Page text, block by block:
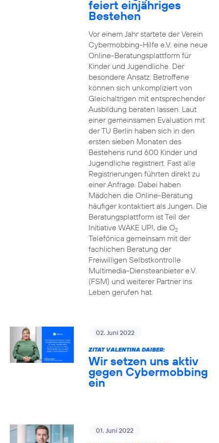
feiert einjähriges
Bestehen
Vor einem Jahr startete der Verein
Cybermobbing-Hilfe e.V. eine neue
Online-Beratungsplattform für
Kinder und Jugendliche. Der
besondere Ansatz: Betroffene
können sich unkompliziert von
Gleichaltrigen mit entsprechender
Ausbildung beraten lassen. Laut
einer gemeinsamen Evaluation mit
der TU Berlin haben sich in den
ersten sieben Monaten des
Bestehens rund 600 Kinder und
Jugendliche registriert. Fast alle
Registrierungen führten direkt zu
einer Anfrage. Dabei haben
Mädchen die Online-Beratung
häufiger kontaktiert als Jungen. Die
Beratungsplattform ist Teil der
Initiative WAKE UP!, die O2
Telefónica gemeinsam mit der
fachlichen Beratung der
Freiwilligen Selbstkontrolle
Multimedia-Diensteanbieter e.V.
(FSM) und weiterer Partner ins
Leben gerufen hat.
02. Juni 2022
ZITAT VALENTINA DAIBER:
Wir setzen uns aktiv
gegen Cybermobbing
ein
01. Juni 2022